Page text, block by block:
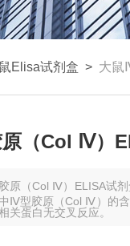
Elisa试剂盒 > 大鼠
（Col Ⅳ）
原（Col Ⅳ）ELISA试
Ⅳ型胶原（Col Ⅳ）的
关蛋白无交叉反应。